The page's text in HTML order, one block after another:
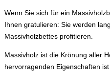
Wenn Sie sich für ein
Ihnen gratulieren: Sie werden
Massivholzbettes profitieren.
Massivholz ist die Krönung aller
hervorragenden Eigenschaften